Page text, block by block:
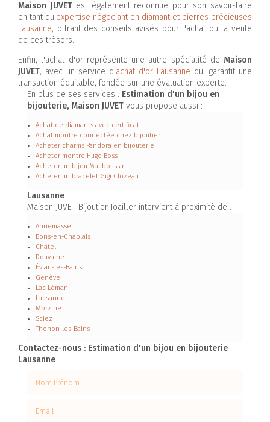
Maison JUVETest également reconnue pour son savoir-faire
en tant qu'expertise négociant en diamant et pierres précieuses
Lausanne, offrant des conseils avisés pour l'achat ou la vente
de ces trésors.
Enfin, l'achat d'or représente une autre spécialité de Maison
JUVET, avec un service d'achat d'or Lausanne qui garantit une
transaction équitable, fondée sur une évaluation experte.
En plus de ses services : Estimation d'un bijou en
bijouterie, Maison JUVET vous propose aussi :
Achat de diamants avec certificat
Achat montre connectée chez bijoutier
Acheter charms Pandora en bijouterie
Acheter montre Hugo Boss
Acheter un bijou Mauboussin
Acheter un bracelet Gigi Clozeau
Lausanne
Maison JUVET Bijoutier Joailler intervient à proximité de :
Annemasse
Bons-en-Chablais
Châtel
Douvaine
Évian-les-Bains
Genève
Lac Léman
Lausanne
Morzine
Sciez
Thonon-les-Bains
Contactez-nous : Estimation d'un bijou en bijouterie
Lausanne